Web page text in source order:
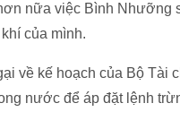
nữa việc Bình Nhưỡng
của mình.
về kế hoạch của Bộ
nước để áp đặt lệnh